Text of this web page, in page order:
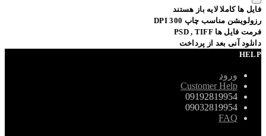
فایل ها کاملا لایه باز هستند
رزولویشن مناسب چاپ 300 DPI
فرمت فایل ها PSD , TIFF
دانلود آنی بعد از پرداخت
HELP
ورود
Customer Help
09192819954
09032819954
FAQ